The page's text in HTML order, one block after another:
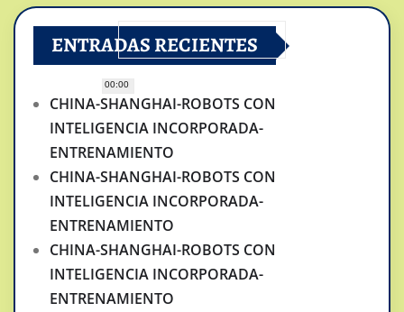
00:00
ENTRADAS RECIENTES
CHINA-SHANGHAI-ROBOTS CON
INTELIGENCIA INCORPORADA-
ENTRENAMIENTO
CHINA-SHANGHAI-ROBOTS CON
INTELIGENCIA INCORPORADA-
ENTRENAMIENTO
CHINA-SHANGHAI-ROBOTS CON
INTELIGENCIA INCORPORADA-
ENTRENAMIENTO